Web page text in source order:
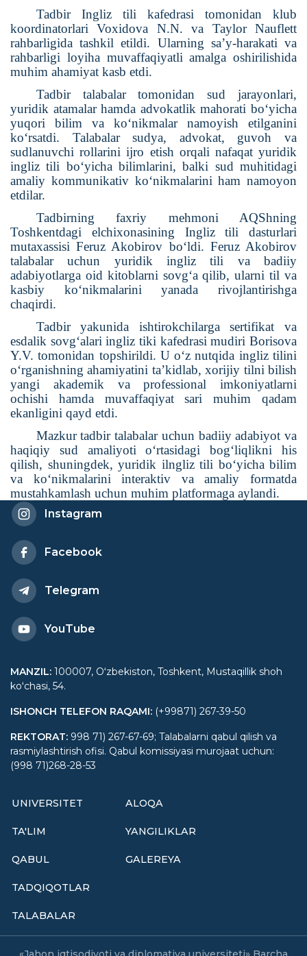
Tadbir Ingliz tili kafedrasi tomonidan klub
koordinatorlari Voxidova N.N. va Taylor Nauflett
rahbarligida tashkil etildi. Ularning sa’y-harakati va
rahbarligi loyiha muvaffaqiyatli amalga oshirilishida
muhim ahamiyat kasb etdi.
Tadbir talabalar tomonidan sud jarayonlari,
yuridik atamalar hamda advokatlik mahorati bo‘yicha
yuqori bilim va ko‘nikmalar namoyish etilganini
ko‘rsatdi. Talabalar sudya, advokat, guvoh va
sudlanuvchi rollarini ijro etish orqali nafaqat yuridik
ingliz tili bo‘yicha bilimlarini, balki sud muhitidagi
amaliy kommunikativ ko‘nikmalarini ham namoyon
etdilar.
Tadbirning faxriy mehmoni AQShning
Toshkentdagi elchixonasining Ingliz tili dasturlari
mutaxassisi Feruz Akobirov bo‘ldi. Feruz Akobirov
talabalar uchun yuridik ingliz tili va badiiy
adabiyotlarga oid kitoblarni sovg‘a qilib, ularni til va
kasbiy ko‘nikmalarini yanada rivojlantirishga
chaqirdi.
Tadbir yakunida ishtirokchilarga sertifikat va
esdalik sovg‘alari ingliz tiki kafedrasi mudiri Borisova
Y.V. tomonidan topshirildi. U o‘z nutqida ingliz tilini
o‘rganishning ahamiyatini ta’kidlab, xorijiy tilni bilish
yangi akademik va professional imkoniyatlarni
ochishi hamda muvaffaqiyat sari muhim qadam
ekanligini qayd etdi.
Mazkur tadbir talabalar uchun badiiy adabiyot va
haqiqiy sud amaliyoti o‘rtasidagi bog‘liqlikni his
qilish, shuningdek, yuridik ilngliz tili bo‘yicha bilim
va ko‘nikmalarini interaktiv va amaliy formatda
mustahkamlash uchun muhim platformaga aylandi.
Instagram
Facebook
Telegram
YouTube
MANZIL: 100007, Oʻzbekiston, Toshkent, Mustaqillik shoh
koʻchasi, 54.
ISHONCH TELEFON RAQAMI: (+99871) 267-39-50
REKTORAT: 998 71) 267-67-69; Talabalarni qabul qilish va
rasmiylashtirish ofisi. Qabul komissiyasi murojaat uchun:
(998 71)268-28-53
UNIVERSITET
TA'LIM
QABUL
TADQIQOTLAR
TALABALAR
ALOQA
YANGILIKLAR
GALEREYA